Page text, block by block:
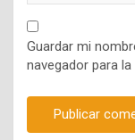
Guardar mi
navegador para